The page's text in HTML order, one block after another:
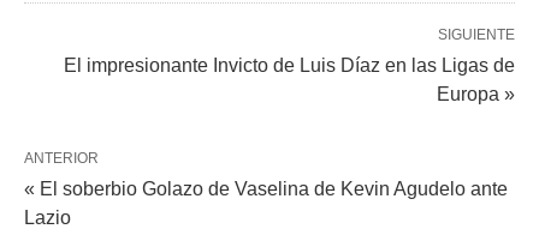
SIGUIENTE
El impresionante Invicto de Luis Díaz en las Ligas de
Europa »
ANTERIOR
« El soberbio Golazo de Vaselina de Kevin Agudelo ante
Lazio